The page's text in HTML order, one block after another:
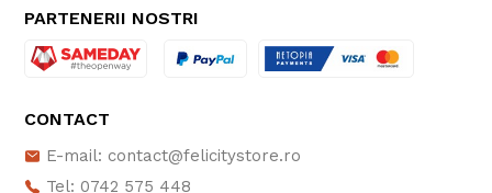
PARTENERII NOSTRI
CONTACT
E-mail: contact@felicitystore.ro
Tel: 0742 575 448